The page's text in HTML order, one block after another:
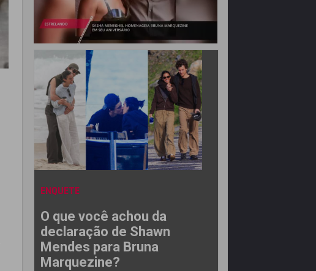
ENQUETE
O que você achou da
declaração de Shawn
Mendes para Bruna
Marquezine?